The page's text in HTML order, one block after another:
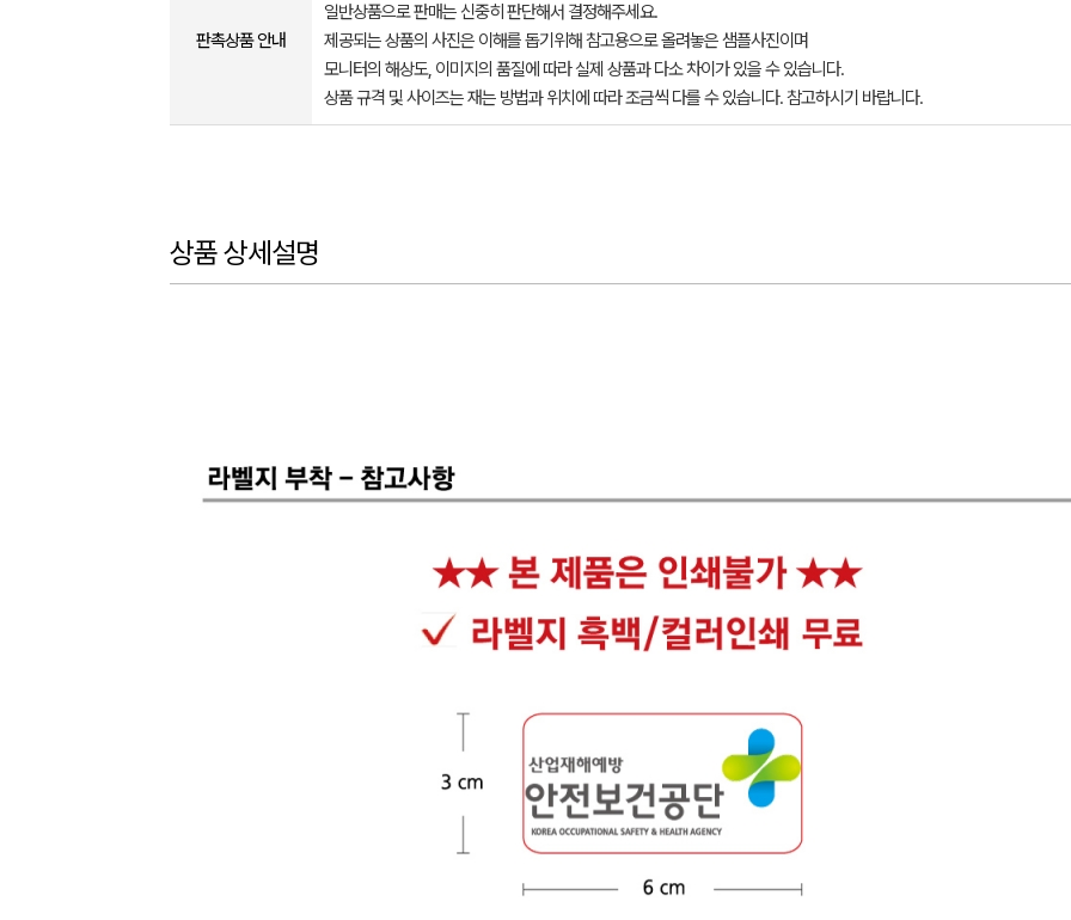
판촉상품 안내
일반상품으로 판매는 신중히 판단해서 결정해주세요.
제공되는 상품의 사진은 이해를 돕기위해 참고용으로 올려놓은 샘플사진이며
모니터의 해상도, 이미지의 품질에 따라 실제 상품과 다소 차이가 있을 수 있습니다.
상품 규격 및 사이즈는 재는 방법과 위치에 따라 조금씩 다를 수 있습니다. 참고하시기 바랍니다.
상품 상세설명